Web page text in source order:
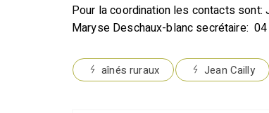
Pour la coordination les contacts
Maryse Deschaux-blanc secrétaire:
aînés ruraux Jean Cailly